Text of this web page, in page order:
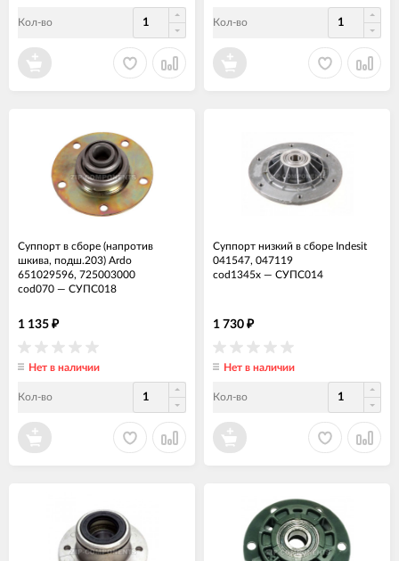
Кол-во Кол-во
Суппорт в сборе (напротив
шкива, подш.203) Ardo
651029596, 725003000
cod070 — СУПС018
1 135 ₽
Нет в наличии
Кол-во
Суппорт низкий в сборе Indesit
041547, 047119
cod1345x — СУПС014
1 730 ₽
Нет в наличии
Кол-во